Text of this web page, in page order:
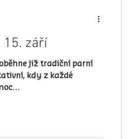
15. září
již tradiční parní
kdy z každé